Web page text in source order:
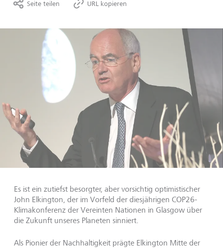
Seite teilen URL kopieren
Es ist ein zutiefst besorgter, aber vorsichtig optimistischer
John Elkington, der im Vorfeld der diesjährigen COP26-
Klimakonferenz der Vereinten Nationen in Glasgow über
die Zukunft unseres Planeten sinniert.
Als Pionier der Nachhaltigkeit prägte Elkington Mitte der